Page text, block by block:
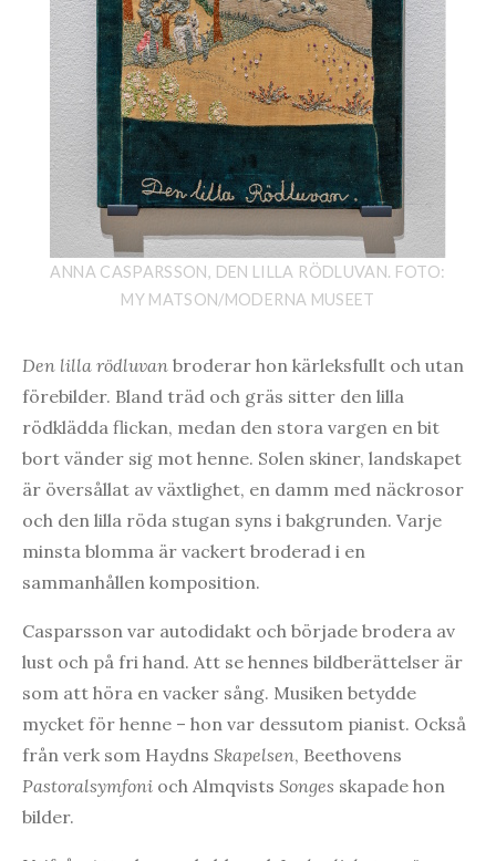
ANNA CASPARSSON, DEN LILLA RÖDLUVAN. FOTO:
MY MATSON/MODERNA MUSEET
Den lilla rödluvan broderar hon kärleksfullt och utan
förebilder. Bland träd och gräs sitter den lilla
rödklädda flickan, medan den stora vargen en bit
bort vänder sig mot henne. Solen skiner, landskapet
är översållat av växtlighet, en damm med näckrosor
och den lilla röda stugan syns i bakgrunden. Varje
minsta blomma är vackert broderad i en
sammanhållen komposition.
Casparsson var autodidakt och började brodera av
lust och på fri hand. Att se hennes bildberättelser är
som att höra en vacker sång. Musiken betydde
mycket för henne – hon var dessutom pianist. Också
från verk som Haydns Skapelsen, Beethovens
Pastoralsymfoni och Almqvists Songes skapade hon
bilder.